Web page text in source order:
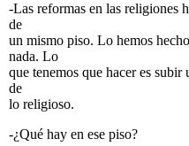
-Las reformas en las religiones
de
un mismo piso. Lo hemos
nada. Lo
que tenemos que hacer es
de
lo religioso.
-¿Qué hay en ese piso?